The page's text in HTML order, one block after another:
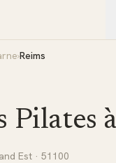
›Reims
Pilates
Est · 51100